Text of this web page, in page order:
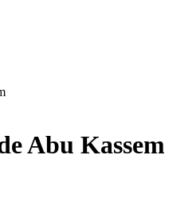
Abu Kassem